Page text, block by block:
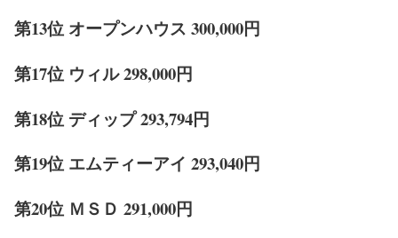
第13位 オープンハウス 300,000円
第17位 ウィル 298,000円
第18位 ディップ 293,794円
第19位 エムティーアイ 293,040円
第20位 ＭＳＤ 291,000円